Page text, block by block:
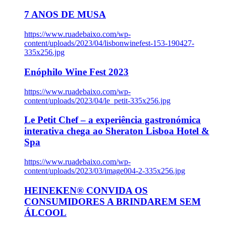
7 ANOS DE MUSA
https://www.ruadebaixo.com/wp-
content/uploads/2023/04/lisbonwinefest-153-190427-
335x256.jpg
Enóphilo Wine Fest 2023
https://www.ruadebaixo.com/wp-
content/uploads/2023/04/le_petit-335x256.jpg
Le Petit Chef – a experiência gastronómica
interativa chega ao Sheraton Lisboa Hotel &
Spa
https://www.ruadebaixo.com/wp-
content/uploads/2023/03/image004-2-335x256.jpg
HEINEKEN® CONVIDA OS
CONSUMIDORES A BRINDAREM SEM
ÁLCOOL